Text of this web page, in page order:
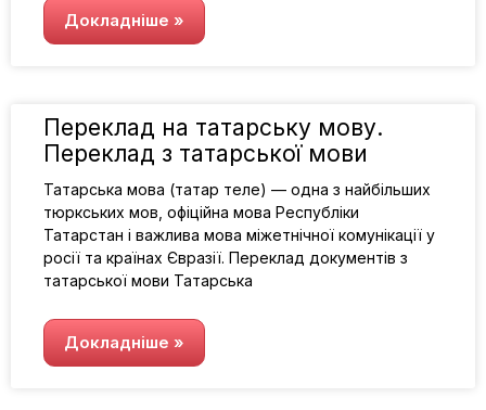
Докладніше »
Переклад на татарську мову.
Переклад з татарської мови
Татарська мова (татар теле) — одна з найбільших
тюркських мов, офіційна мова Республіки
Татарстан і важлива мова міжетнічної комунікації у
росії та країнах Євразії. Переклад документів з
татарської мови Татарська
Докладніше »